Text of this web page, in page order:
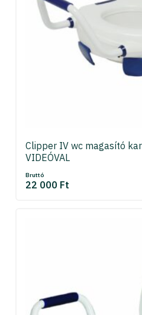
Clipper IV wc magasító
VIDEÓVAL
Bruttó
22 000 Ft